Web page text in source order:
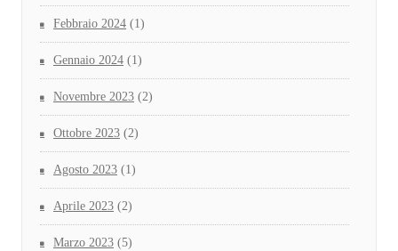
Febbraio 2024 (1)
Gennaio 2024 (1)
Novembre 2023 (2)
Ottobre 2023 (2)
Agosto 2023 (1)
Aprile 2023 (2)
Marzo 2023 (5)